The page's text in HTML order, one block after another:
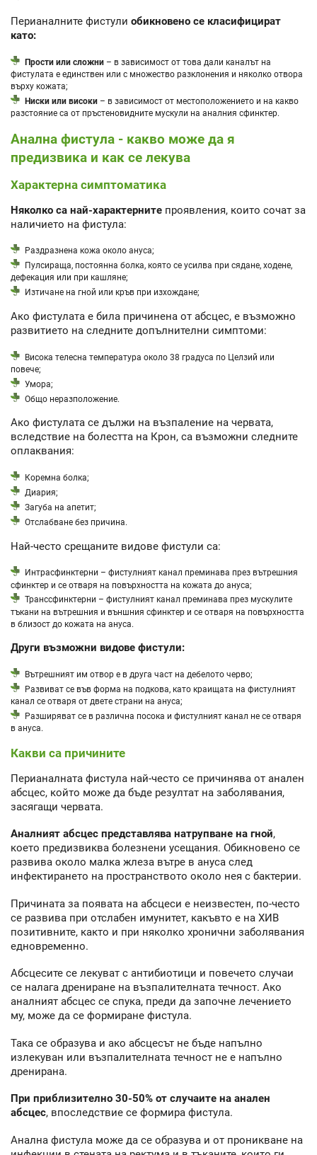
Перианалните фистули обикновено се класифицират
като:
Прости или сложни – в зависимост от това дали каналът на
фистулата е единствен или с множество разклонения и няколко отвора
върху кожата;
Ниски или високи – в зависимост от местоположението и на какво
разстояние са от пръстеновидните мускули на аналния сфинктер.
Анална фистула - какво може да я
предизвика и как се лекува
Характерна симптоматика
Няколко са най-характерните проявления, които сочат за
наличието на фистула:
Раздразнена кожа около ануса;
Пулсираща, постоянна болка, която се усилва при сядане, ходене,
дефекация или при кашляне;
Изтичане на гной или кръв при изхождане;
Ако фистулата е била причинена от абсцес, е възможно
развитието на следните допълнителни симптоми:
Висока телесна температура около 38 градуса по Целзий или
повече;
Умора;
Общо неразположение.
Ако фистулата се дължи на възпаление на червата,
вследствие на болестта на Крон, са възможни следните
оплаквания:
Коремна болка;
Диария;
Загуба на апетит;
Отслабване без причина.
Най-често срещаните видове фистули са:
Интрасфинктерни – фистулният канал преминава през вътрешния
сфинктер и се отваря на повърхността на кожата до ануса;
Транссфинктерни – фистулният канал преминава през мускулите
тъкани на вътрешния и външния сфинктер и се отваря на повърхността
в близост до кожата на ануса.
Други възможни видове фистули:
Вътрешният им отвор е в друга част на дебелото черво;
Развиват се във форма на подкова, като краищата на фистулният
канал се отваря от двете страни на ануса;
Разширяват се в различна посока и фистулният канал не се отваря
в ануса.
Какви са причините
Перианалната фистула най-често се причинява от анален
абсцес, който може да бъде резултат на заболявания,
засягащи червата.
Аналният абсцес представлява натрупване на гной,
което предизвиква болезнени усещания. Обикновено се
развива около малка жлеза вътре в ануса след
инфектирането на пространството около нея с бактерии.
Причината за появата на абсцеси е неизвестен, по-често
се развива при отслабен имунитет, какъвто е на ХИВ
позитивните, както и при няколко хронични заболявания
едновременно.
Абсцесите се лекуват с антибиотици и повечето случаи
се налага дрениране на възпалителната течност. Ако
аналният абсцес се спука, преди да започне лечението
му, може да се формиране фистула.
Така се образува и ако абсцесът не бъде напълно
излекуван или възпалителната течност не е напълно
дренирана.
При приблизително 30-50% от случаите на анален
абсцес, впоследствие се формира фистула.
Анална фистула може да се образува и от проникване на